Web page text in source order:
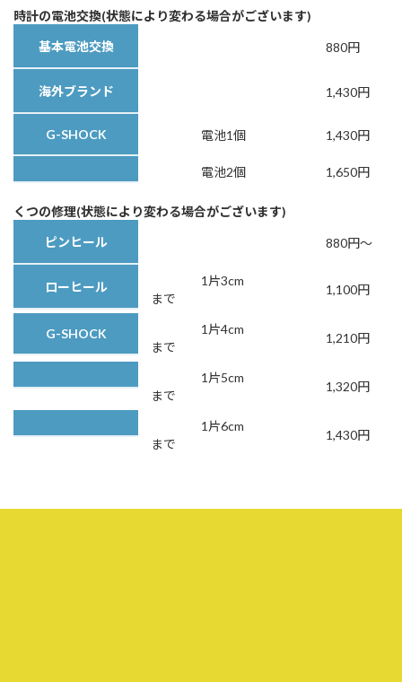
時計の電池交換(状態により変わる場合がございます)
基本電池交換
880円
海外ブランド 1,430円
G-SHOCK 電池1個 1,430円
電池2個 1,650円
くつの修理(状態により変わる場合がございます)
ピンヒール
880円～
ローヒール
1片3cm
まで
1,100円
G-SHOCK
1片4cm
まで
1,210円
1片5cm
まで
1,320円
1片6cm
まで
1,430円